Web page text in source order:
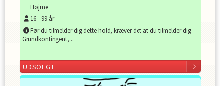
Højme
16- 99år
Før du tilmelder dig dette hold, kræver det at du tilmelder dig
Grundkontingent,...
UDSOLGT